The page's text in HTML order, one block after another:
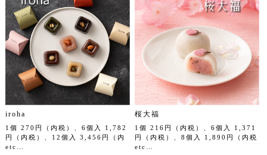
iroha
1個 270円（内税）、6個入 1,782
円（内税）、12個入 3,456円（内
etc…
桜大福
1個 216円（内税）、6個入 1,371
円（内税）、8個入 1,890円（内税
etc…